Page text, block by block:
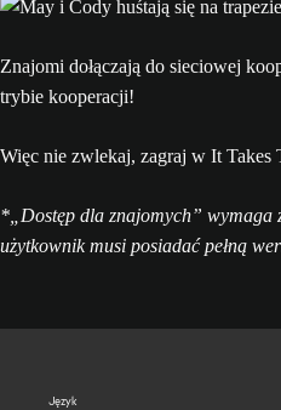
Znajomi dołączają do sieciowej
trybie kooperacji!
Więc nie zwlekaj, zagraj w It Takes
*„Dostęp dla znajomych” wymaga
użytkownik musi posiadać pełną
Język